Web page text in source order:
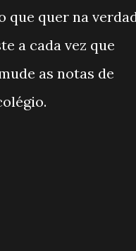
que quer na
a cada vez que
as notas de